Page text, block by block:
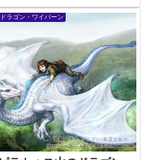
ドラゴン・ワイバーン